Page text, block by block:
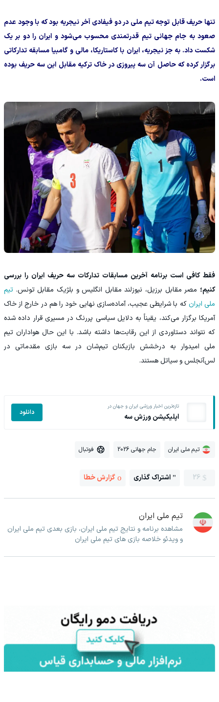
تنها حریف قابل توجه تیم ملی در دو فیفادی آخر نیجریه بود که با وجود عدم
صعود به جام جهانی تیم قدرتمندی محسوب می‌شود و ایران را دو بر یک
شکست داد. به جز نیجریه، ایران با کاستاریکا، مالی و گامبیا مسابقه تدارکاتی
برگزار کرده که حاصل آن سه پیروزی در خاک ترکیه مقابل این سه حریف بوده
است‌.
فقط کافی است برنامه آخرین مسابقات تدارکات سه حریف ایران را بررسی
کنیم؛ مصر مقابل برزیل، نیوزلند مقابل انگلیس و بلژیک مقابل تونس. تیم
ملی ایرانکه با شرایطی عجیب، آماده‌سازی نهایی خود را هم در خارج از خاک
آمریکا برگزار می‌کند، یقیناً به دلایل سیاسی پررنگ در مسیری قرار داده شده
که نتواند دستاوردی از این رقابت‌ها داشته باشد. با این حال هواداران تیم
ملی امیدوار به درخشش بازیکنان تیم‌شان در سه بازی مقدماتی در
لس‌آنجلس و سیاتل هستند.
تازه‌ترین اخبار ورزشی ایران و جهان در
اپلیکیشن ورزش سه دانلود
تیم ملی ایران جام جهانی 2026 فوتبال
26 اشتراک گذاری گزارش خطا
تیم ملی ایران
مشاهده برنامه و نتایج تیم ملی ایران، بازی بعدی تیم ملی ایران
و ویدئو خلاصه بازی های تیم ملی ایران